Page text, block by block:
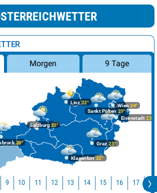
Morgen 9 Tage
Graz25°
20°
Klagenfurt 22°
Linz22°
Salzburg20°
Wien 24°
Eisenstadt 23°
Sankt Pölten 21°
9 10 11 12 13 14 15 16 17 18